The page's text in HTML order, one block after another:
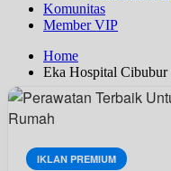
Komunitas
Member VIP
Home
Eka Hospital Cibubur
IKLAN PREMIUM